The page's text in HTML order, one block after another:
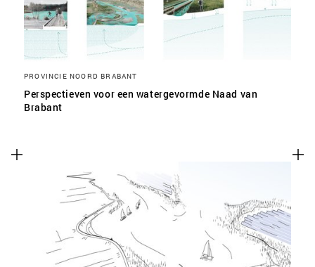
PROVINCIE NOORD BRABANT
Perspectieven voor een watergevormde Naad van
Brabant